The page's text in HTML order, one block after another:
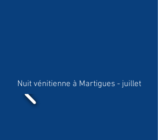
Nuit vénitienne à Martigues - juillet